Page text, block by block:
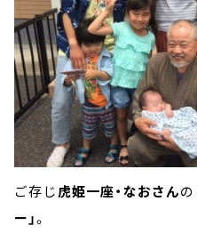
ご存じ虎姫一座・なおさんの
ー」。